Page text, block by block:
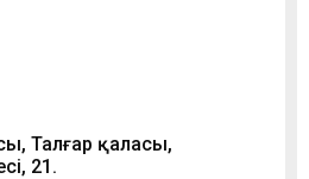
Талғар қаласы,
21.